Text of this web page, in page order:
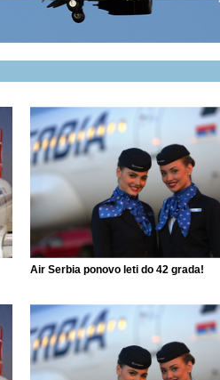
Air Serbia ponovo leti do 42 grada!